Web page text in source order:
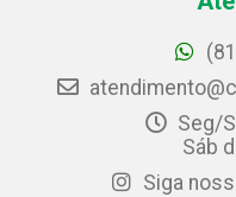
Seg/
Sáb
Siga